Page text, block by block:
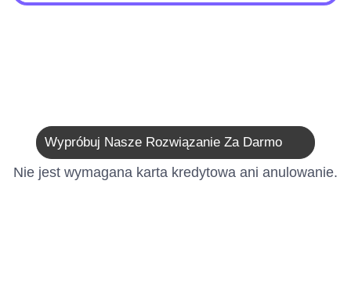
Wypróbuj Nasze Rozwiązanie Za Darmo
Nie jest wymagana karta kredytowa ani anulowanie.